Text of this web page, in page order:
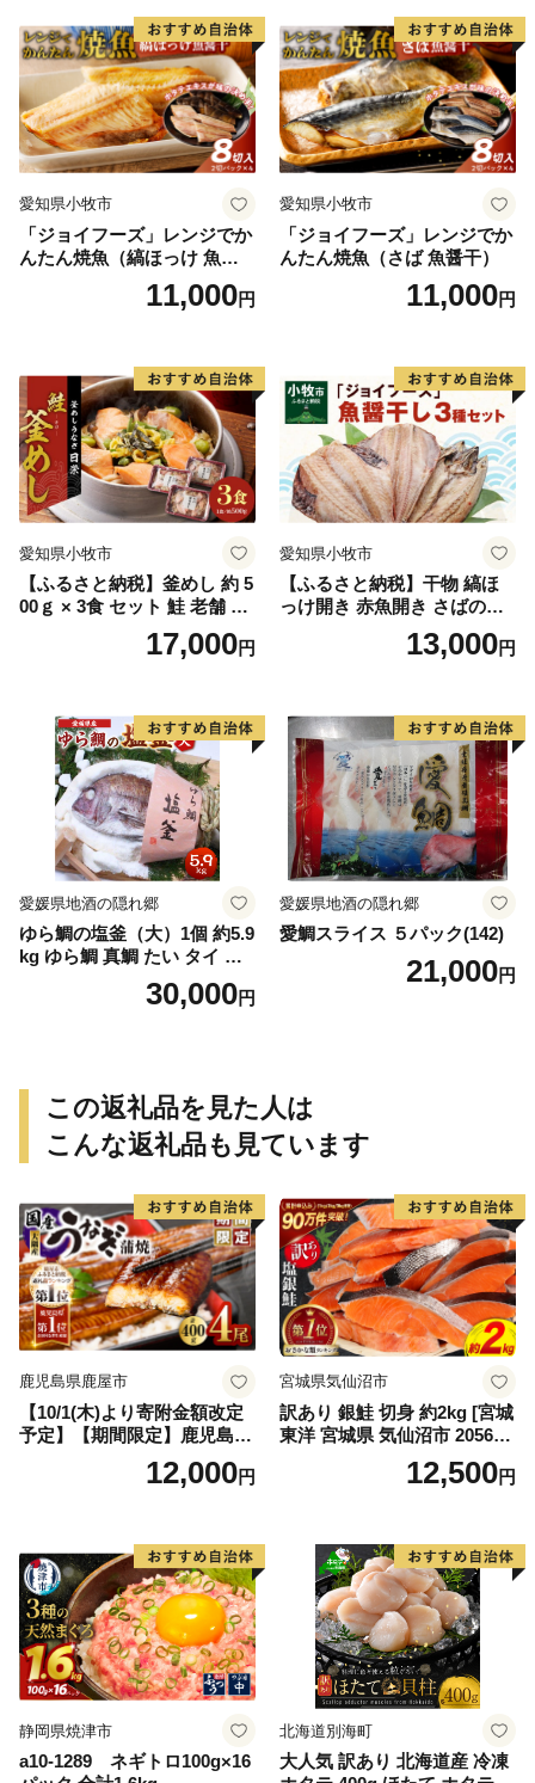
愛知県小牧市
「ジョイフーズ」レンジでか
んたん焼魚（縞ほっけ 魚醤
11,000円
愛知県小牧市
「ジョイフーズ」レンジでか
んたん焼魚（さば 魚醤干）
11,000円
愛知県小牧市
【ふるさと納税】釜めし 約 5
00ｇ × 3食 セット 鮭 老舗 急
速冷凍 レンチン 時短 簡単調
理 食品 加工品 海鮮 手作り
り寄せグルメ 愛知県 小牧市
送料無料
17,000円
愛知県小牧市
【ふるさと納税】干物 縞ほ
っけ開き 赤魚開き さばの開
き 魚醤干し 3種 セット 詰め
合わせ 魚 おかず 肉厚 おいし
取り寄せグルメ 魚醤 ナンプ
ラー 愛知県 小牧市 冷凍 送料
無料
13,000円
愛媛県地酒の隠れ郷
ゆら鯛の塩釜（大）1個 約5.9
kg ゆら鯛 真鯛 たい タイ 鯛
塩釜焼き 塩釜 魚 魚介類 海鮮
祝い事 お祝い ハレの日 食品
30,000円
愛媛県地酒の隠れ郷
愛鯛スライス ５パック(142)
21,000円
この返礼品を見た人は
こんな返礼品も見ています
鹿児島県鹿屋市
【10/1(木)より寄附金額改定
予定】【期間限定】鹿児島県
大隅産うなぎ蒲焼4尾（400
g） KN007-02312,000円
宮城県気仙沼市
訳あり 銀鮭 切身 約2kg [宮城
東洋 宮城県 気仙沼市 205649
91] 鮭 魚介類 海鮮 訳アリ 規
格外 不揃い さけ サケ 鮭切身
切り身 魚 わけあり
12,500円
静岡県焼津市
a10-1289 ネギトロ100g×16
北海道別海町
大人気 訳あり 北海道産 冷凍